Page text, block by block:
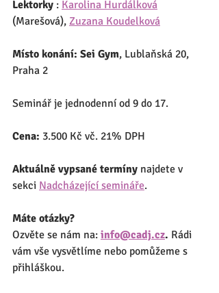
Lektorky : Karolina Hurdálková
(Marešová), Zuzana Koudelková
Místo konání: Sei Gym, Lublaňská 20,
Praha 2
Seminář je jednodenní od 9 do 17.
Cena: 3.500 Kč vč. 21% DPH
Aktuálně vypsané termíny najdete v
sekci Nadcházející semináře.
Máte otázky?
Ozvěte se nám na: info@cadj.cz. Rádi
vám vše vysvětlíme nebo pomůžeme s
přihláškou.